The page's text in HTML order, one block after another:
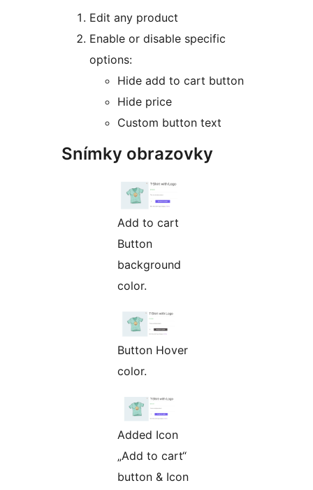
Edit any product
Enable or disable specific
options:
Hide add to cart button
Hide price
Custom button text
Snímky obrazovky
Add to cart
Button
background
color.
Button Hover
color.
Added Icon
„Add to cart“
button & Icon